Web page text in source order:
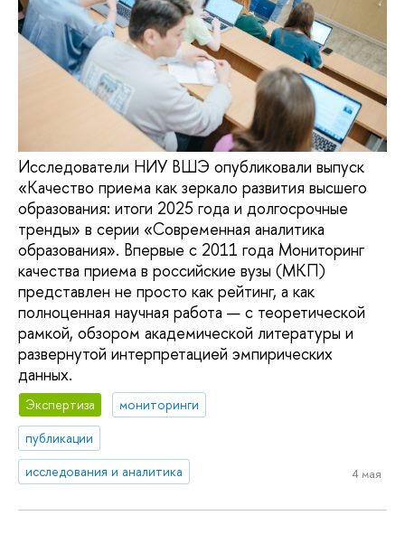
Исследователи НИУ ВШЭ опубликовали выпуск
«Качество приема как зеркало развития высшего
образования: итоги 2025 года и долгосрочные
тренды» в серии «Современная аналитика
образования». Впервые с 2011 года Мониторинг
качества приема в российские вузы (МКП)
представлен не просто как рейтинг, а как
полноценная научная работа — с теоретической
рамкой, обзором академической литературы и
развернутой интерпретацией эмпирических
данных.
Экспертиза
мониторинги
публикации
исследования и аналитика
4 мая